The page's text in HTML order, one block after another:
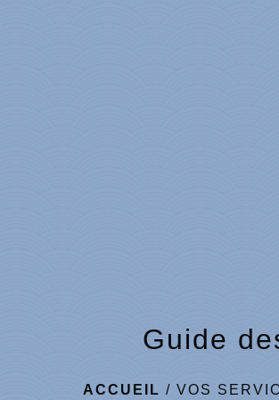
Guide
ACCUEIL / VOS